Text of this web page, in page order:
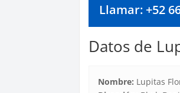
Llamar: +52
Datos de
Nombre: Lupitas